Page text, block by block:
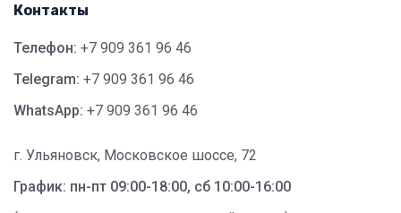
Контакты
Телефон: +7 909 361 96 46
Telegram: +7 909 361 96 46
WhatsApp: +7 909 361 96 46
г. Ульяновск, Московское шоссе, 72
График: пн-пт 09:00-18:00, сб 10:00-16:00